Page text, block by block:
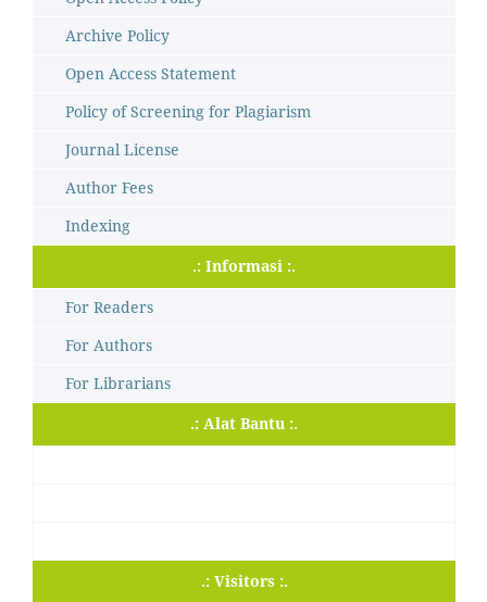
Archive Policy
Open Access Statement
Policy of Screening for Plagiarism
Journal License
Author Fees
Indexing
.: Informasi :.
For Readers
For Authors
For Librarians
.: Alat Bantu :.
.: Visitors :.